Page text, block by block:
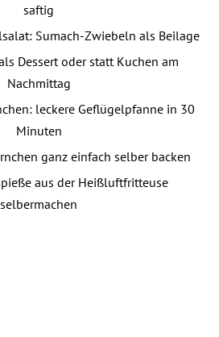
saftig
Sumach-Zwiebeln als Beilage
Dessert oder statt Kuchen am
Nachmittag
leckere Geflügelpfanne in 30
Minuten
ganz einfach selber backen
aus der Heißluftfritteuse
selbermachen